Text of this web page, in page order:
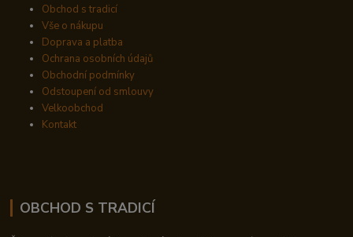
Obchod s tradicí
Vše o nákupu
Doprava a platba
Ochrana osobních údajů
Obchodní podmínky
Odstoupení od smlouvy
Velkoobchod
Kontakt
OBCHOD S TRADICÍ